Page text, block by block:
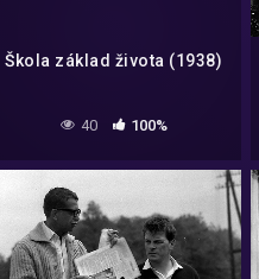
Škola základ života (1938)
40 100%